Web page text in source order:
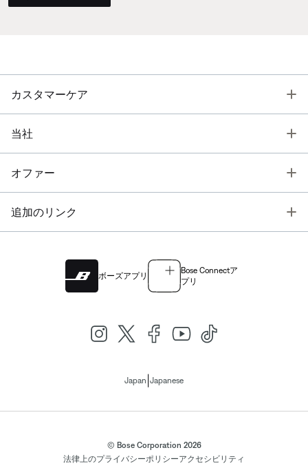
カスタマーケア
当社
オファー
追加のリンク
ボーズアプリ
Bose Connectア
プリ
Japan Japanese
© Bose Corporation 2026
法律上のプライバシーポリシーアクセシビリティ